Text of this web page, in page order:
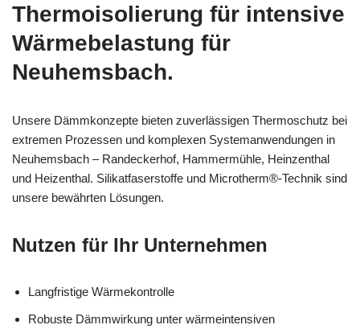
Thermoisolierung für intensive
Wärmebelastung für
Neuhemsbach.
Unsere Dämmkonzepte bieten zuverlässigen Thermoschutz bei
extremen Prozessen und komplexen Systemanwendungen in
Neuhemsbach – Randeckerhof, Hammermühle, Heinzenthal
und Heizenthal. Silikatfaserstoffe und Microtherm®-Technik sind
unsere bewährten Lösungen.
Nutzen für Ihr Unternehmen
Langfristige Wärmekontrolle
Robuste Dämmwirkung unter wärmeintensiven